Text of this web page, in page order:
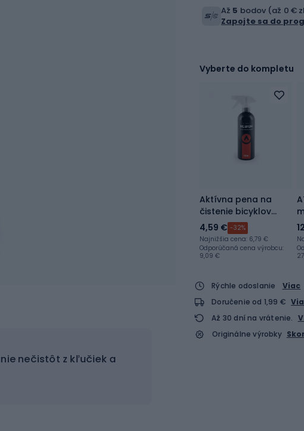
nečistôt z kľučiek a
Až 5 bodov (až 0 €
Zapojte sa do
Vyberte do kompletu
Aktívna pena na
čistenie bicyklov
ATTABO AT-500
4,59 € -32%
Najnižšia cena: 6,79 €
Odporúčaná cena výrobcu:
9,09 €
Rýchle odoslanie
Viac
Doručenie od 1,99 €
Až 30 dní na vrátenie.
Originálne výrobky